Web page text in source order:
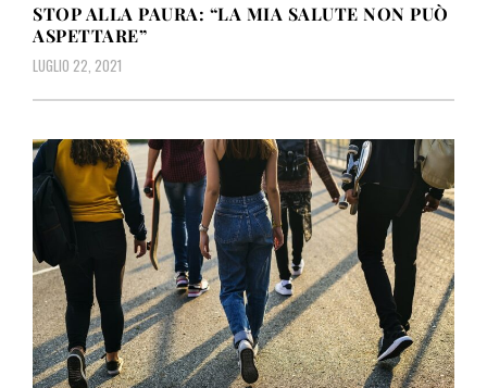
STOP ALLA PAURA: “LA MIA SALUTE NON PUÒ
ASPETTARE”
LUGLIO 22, 2021